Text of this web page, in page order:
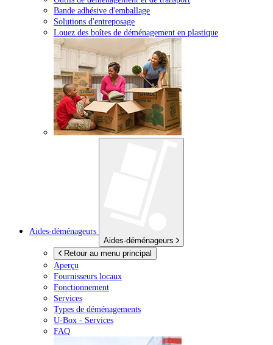
Bande adhésive d'emballage
Solutions d'entreposage
Louez des boîtes de déménagement en plastique
Aides-déménageurs
Aides-déménageurs
Retour au menu principal
Aperçu
Fournisseurs locaux
Fonctionnement
Services
Types de déménagements
U-Box - Services
FAQ